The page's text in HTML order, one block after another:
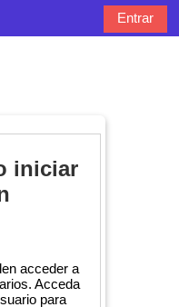
Entrar
iniciar
acceder a
Acceda
para